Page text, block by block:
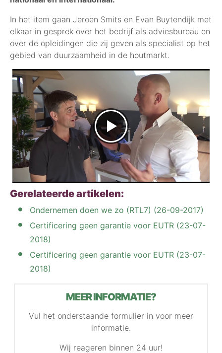
In het item gaan Jeroen Smits en Evan Buytendijk met
elkaar in gesprek over het bedrijf als adviesbureau en
over de opleidingen die zij geven als specialist op het
gebied van duurzaamheid in de houtmarkt.
Gerelateerde artikelen:
Ondernemen doen we zo (RTL7) (26-09-2017)
Certificering geen garantie voor EUTR (23-07-
2018)
Certificering geen garantie voor EUTR (23-07-
2018)
MEER INFORMATIE?
Vul het onderstaande formulier in voor meer
informatie.
Wij reageren binnen 24 uur!